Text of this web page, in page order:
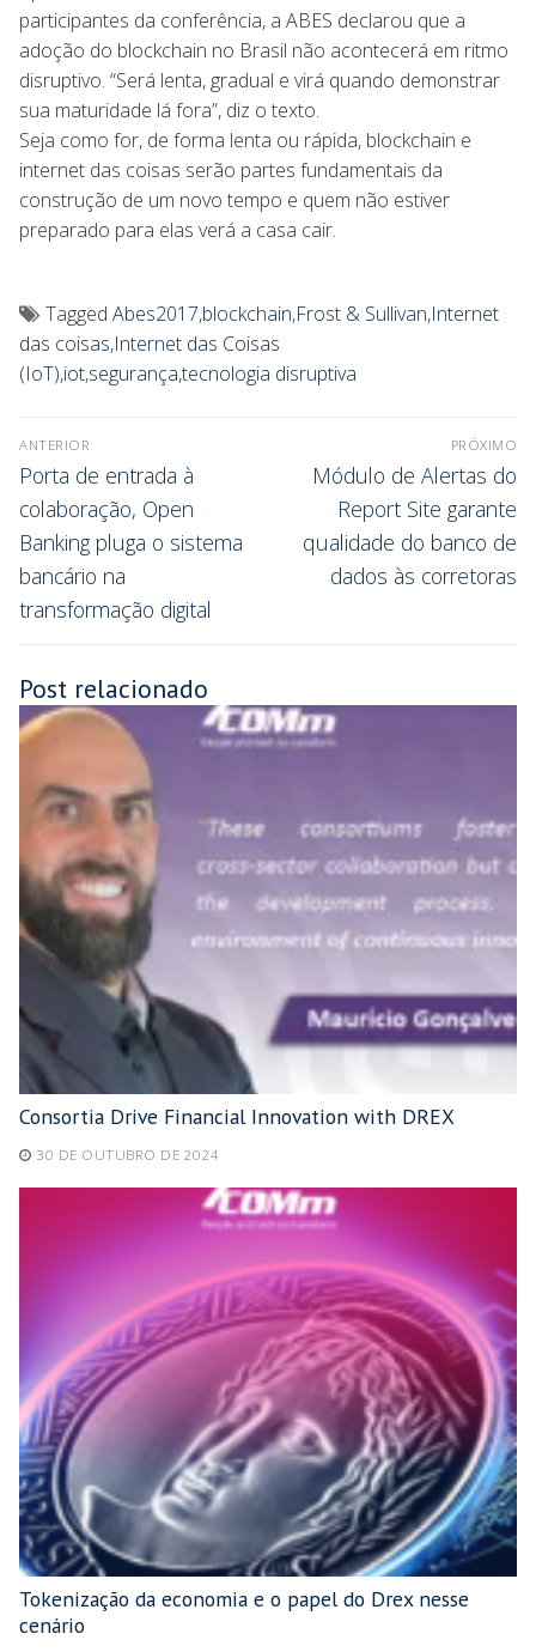
participantes da conferência, a ABES declarou que a
adoção do blockchain no Brasil não acontecerá em ritmo
disruptivo. “Será lenta, gradual e virá quando demonstrar
sua maturidade lá fora”, diz o texto.
Seja como for, de forma lenta ou rápida, blockchain e
internet das coisas serão partes fundamentais da
construção de um novo tempo e quem não estiver
preparado para elas verá a casa cair.
Tagged Abes2017,blockchain,Frost & Sullivan,Internet
das coisas,Internet das Coisas
(IoT),iot,segurança,tecnologia disruptiva
ANTERIOR
Porta de entrada à
colaboração, Open
Banking pluga o sistema
bancário na
transformação digital
PRÓXIMO
Módulo de Alertas do
Report Site garante
qualidade do banco de
dados às corretoras
Post relacionado
Consortia Drive Financial Innovation with DREX
30 DE OUTUBRO DE 2024
Tokenização da economia e o papel do Drex nesse
cenário